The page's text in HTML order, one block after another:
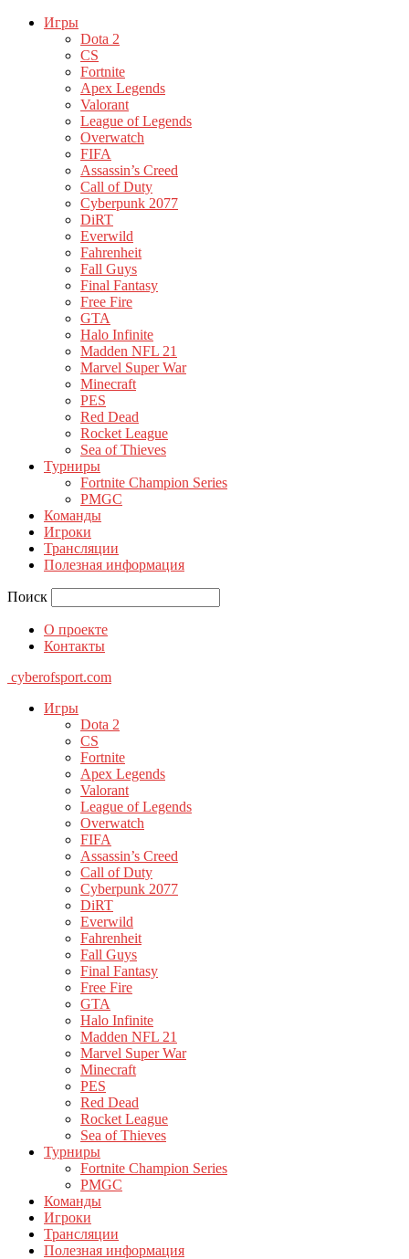
Игры
Dota 2
CS
Fortnite
Apex Legends
Valorant
League of Legends
Overwatch
FIFA
Assassin’s Creed
Call of Duty
Cyberpunk 2077
DiRT
Everwild
Fahrenheit
Fall Guys
Final Fantasy
Free Fire
GTA
Halo Infinite
Madden NFL 21
Marvel Super War
Minecraft
PES
Red Dead
Rocket League
Sea of Thieves
Турниры
Fortnite Champion Series
PMGC
Команды
Игроки
Трансляции
Полезная информация
Поиск
О проекте
Контакты
cyberofsport.com
Игры
Dota 2
CS
Fortnite
Apex Legends
Valorant
League of Legends
Overwatch
FIFA
Assassin’s Creed
Call of Duty
Cyberpunk 2077
DiRT
Everwild
Fahrenheit
Fall Guys
Final Fantasy
Free Fire
GTA
Halo Infinite
Madden NFL 21
Marvel Super War
Minecraft
PES
Red Dead
Rocket League
Sea of Thieves
Турниры
Fortnite Champion Series
PMGC
Команды
Игроки
Трансляции
Полезная информация